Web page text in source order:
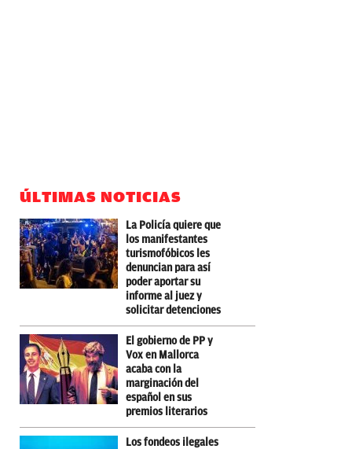
ÚLTIMAS NOTICIAS
La Policía quiere que
los manifestantes
turismofóbicos les
denuncian para así
poder aportar su
informe al juez y
solicitar detenciones
El gobierno de PP y
Vox en Mallorca
acaba con la
marginación del
español en sus
premios literarios
Los fondeos ilegales